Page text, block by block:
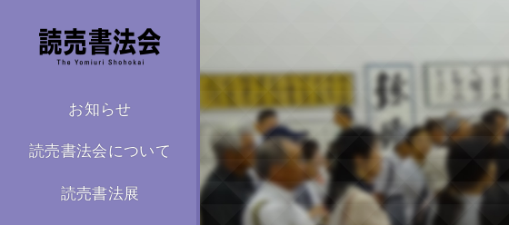
お知らせ
読売書法会について
読売書法展